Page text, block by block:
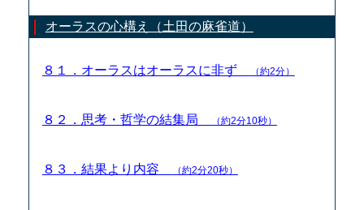
オーラスの心構え（土田の麻雀道）
８１．オーラスはオーラスに非ず （約2分）
８２．思考・哲学の結集局 （約2分10秒）
８３．結果より内容 （約2分20秒）